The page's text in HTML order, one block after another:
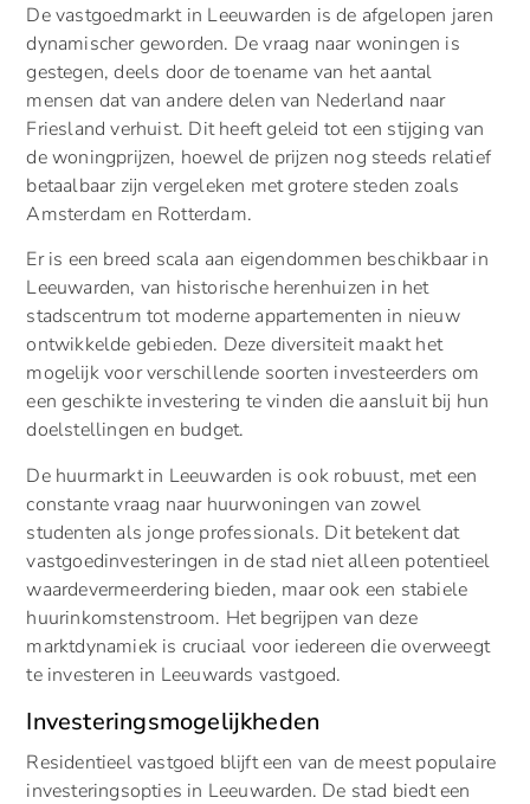
De vastgoedmarkt in Leeuwarden is de afgelopen jaren
dynamischer geworden. De vraag naar woningen is
gestegen, deels door de toename van het aantal
mensen dat van andere delen van Nederland naar
Friesland verhuist. Dit heeft geleid tot een stijging van
de woningprijzen, hoewel de prijzen nog steeds relatief
betaalbaar zijn vergeleken met grotere steden zoals
Amsterdam en Rotterdam.
Er is een breed scala aan eigendommen beschikbaar in
Leeuwarden, van historische herenhuizen in het
stadscentrum tot moderne appartementen in nieuw
ontwikkelde gebieden. Deze diversiteit maakt het
mogelijk voor verschillende soorten investeerders om
een geschikte investering te vinden die aansluit bij hun
doelstellingen en budget.
De huurmarkt in Leeuwarden is ook robuust, met een
constante vraag naar huurwoningen van zowel
studenten als jonge professionals. Dit betekent dat
vastgoedinvesteringen in de stad niet alleen potentieel
waardevermeerdering bieden, maar ook een stabiele
huurinkomstenstroom. Het begrijpen van deze
marktdynamiek is cruciaal voor iedereen die overweegt
te investeren in Leeuwards vastgoed.
Investeringsmogelijkheden
Residentieel vastgoed blijft een van de meest populaire
investeringsopties in Leeuwarden. De stad biedt een